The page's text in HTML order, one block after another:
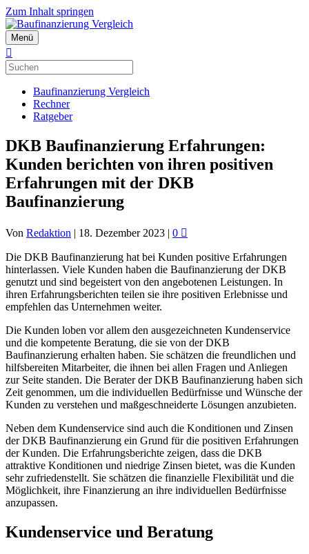
Zum Inhalt springen
Menü
Baufinanzierung Vergleich
Rechner
Ratgeber
DKB Baufinanzierung Erfahrungen:
Kunden berichten von ihren positiven
Erfahrungen mit der DKB
Baufinanzierung
Von Redaktion | 18. Dezember 2023 | 0
Die DKB Baufinanzierung hat bei Kunden positive Erfahrungen
hinterlassen. Viele Kunden haben die Baufinanzierung der DKB
genutzt und sind begeistert von den angebotenen Leistungen. In
ihren Erfahrungsberichten teilen sie ihre positiven Erlebnisse und
empfehlen das Unternehmen weiter.
Die Kunden loben vor allem den ausgezeichneten Kundenservice
und die kompetente Beratung, die sie von der DKB
Baufinanzierung erhalten haben. Sie schätzen die freundlichen und
hilfsbereiten Mitarbeiter, die ihnen bei allen Fragen und Anliegen
zur Seite standen. Die Berater der DKB Baufinanzierung haben sich
Zeit genommen, um die individuellen Bedürfnisse und Wünsche der
Kunden zu verstehen und maßgeschneiderte Lösungen anzubieten.
Neben dem Kundenservice sind auch die Konditionen und Zinsen
der DKB Baufinanzierung ein Grund für die positiven Erfahrungen
der Kunden. Die Erfahrungsberichte zeigen, dass die DKB
attraktive Konditionen und niedrige Zinsen bietet, was die Kunden
sehr zufriedenstellt. Sie schätzen die finanzielle Flexibilität und die
Möglichkeit, ihre Finanzierung an ihre individuellen Bedürfnisse
anzupassen.
Kundenservice und Beratung